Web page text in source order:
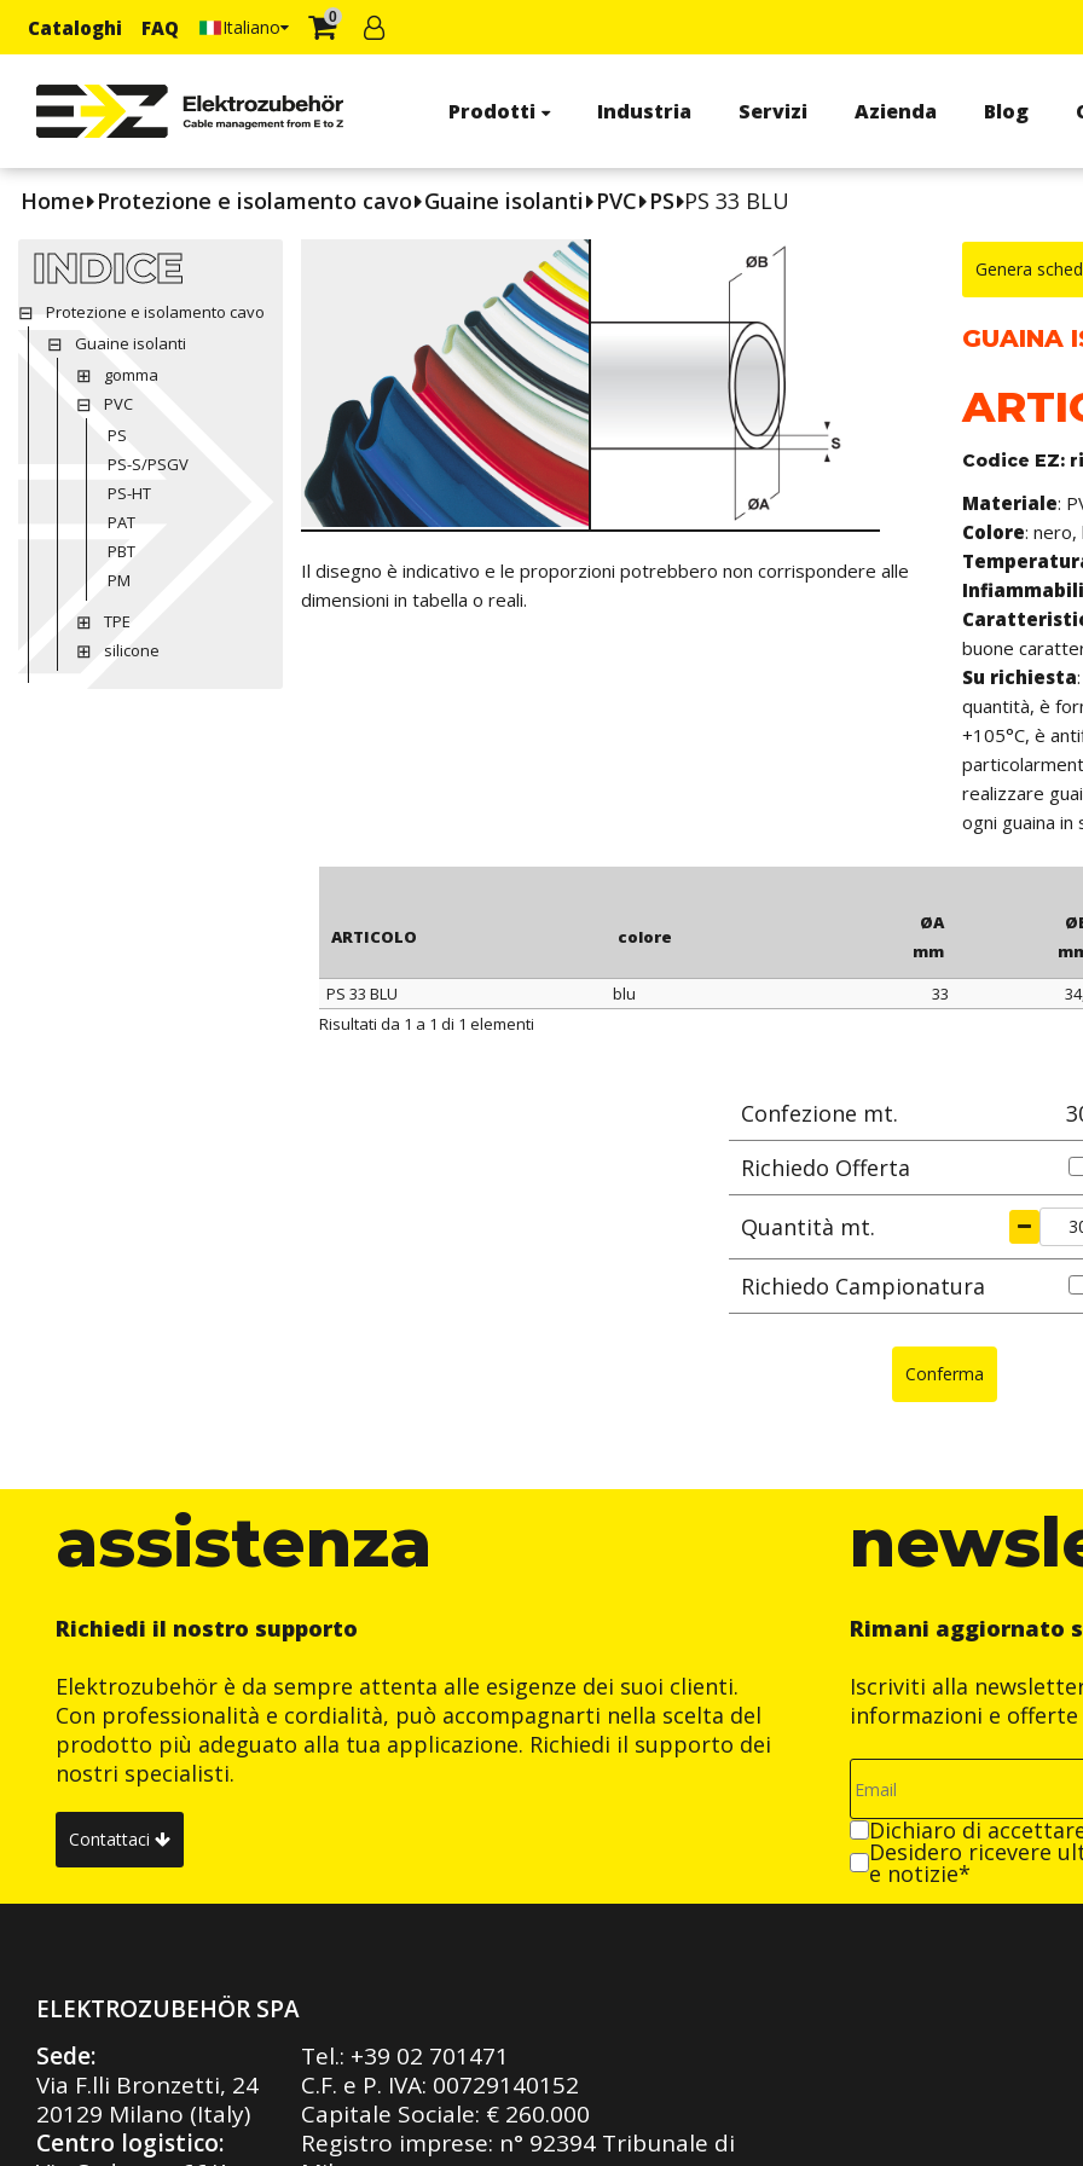
Cataloghi FAQ Italiano 0
Prodotti Industria Servizi Azienda Blog
Home Protezione e isolamento cavo Guaine isolanti PVC PS PS 33 BLU
INDICE
Protezione e isolamento cavo
Guaine isolanti
gomma
PVC
PS
PS-S/PSGV
PS-HT
PAT
PBT
PM
TPE
silicone
Il disegno è indicativo e le proporzioni potrebbero non corrispondere alle
dimensioni in tabella o reali.
Genera
GUAINA
Codice EZ:
Materiale:
Colore:
buone
Su richiesta
quantità, è
+105°C, è
realizzare
ogni guaina in
ARTICOLO colore
ØA
mm
ARTICOLO
PS 33 BLU blu 33
Risultati da 1 a 1 di 1 elementi
Confezione mt.
Richiedo Offerta
Quantità mt.
Richiedo Campionatura
Conferma
assistenza
Richiedi il nostro supporto
Elektrozubehör è da sempre attenta alle esigenze dei suoi clienti.
Con professionalità e cordialità, può accompagnarti nella scelta del
prodotto più adeguato alla tua applicazione. Richiedi il supporto dei
nostri specialisti.
Contattaci
Rimani aggiornato
Iscriviti alla
informazioni e
Dichiaro di
Desidero ricevere
e notizie*
ELEKTROZUBEHÖR SPA
Sede:
Via F.lli Bronzetti, 24
20129 Milano (Italy)
Centro logistico:
Tel.: +39 02 701471
C.F. e P. IVA: 00729140152
Capitale Sociale: € 260.000
Registro imprese: n° 92394 Tribunale di